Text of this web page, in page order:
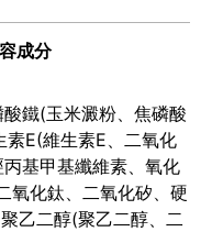
成分
鐵(玉米澱粉、焦磷酸
E(維生素E、二氧化
基甲基纖維素、氧化
氧化鈦、二氧化矽、硬
乙二醇(聚乙二醇、二